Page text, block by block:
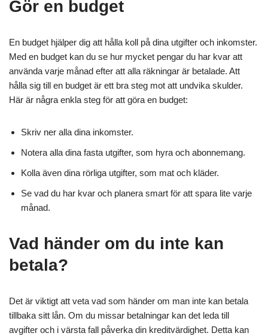
Gör en budget
En budget hjälper dig att hålla koll på dina utgifter och inkomster.
Med en budget kan du se hur mycket pengar du har kvar att
använda varje månad efter att alla räkningar är betalade. Att
hålla sig till en budget är ett bra steg mot att undvika skulder.
Här är några enkla steg för att göra en budget:
Skriv ner alla dina inkomster.
Notera alla dina fasta utgifter, som hyra och abonnemang.
Kolla även dina rörliga utgifter, som mat och kläder.
Se vad du har kvar och planera smart för att spara lite varje
månad.
Vad händer om du inte kan
betala?
Det är viktigt att veta vad som händer om man inte kan betala
tillbaka sitt lån. Om du missar betalningar kan det leda till
avgifter och i värsta fall påverka din kreditvärdighet. Detta kan